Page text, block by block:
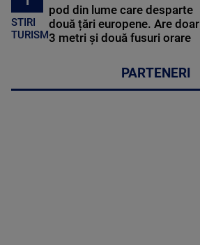
STIRI
TURISM
pod din lume care desparte
două țări europene. Are doar
3 metri și două fusuri orare
PARTENERI